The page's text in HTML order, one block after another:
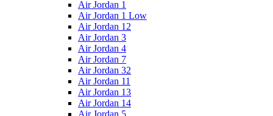
Air Jordan 1
Air Jordan 1 Low
Air Jordan 12
Air Jordan 3
Air Jordan 4
Air Jordan 7
Air Jordan 32
Air Jordan 11
Air Jordan 13
Air Jordan 14
Air Jordan 5